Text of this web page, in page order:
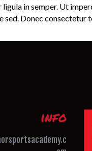
in semper. Ut
Donec consectetur
info